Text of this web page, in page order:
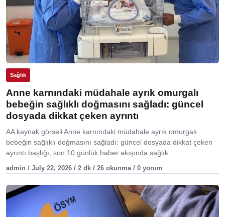
Sağlık
Anne karnındaki müdahale ayrık omurgalı
bebeğin sağlıklı doğmasını sağladı: güncel
dosyada dikkat çeken ayrıntı
AA kaynak görseli Anne karnındaki müdahale ayrık omurgalı
bebeğin sağlıklı doğmasını sağladı: güncel dosyada dikkat çeken
ayrıntı başlığı, son 10 günlük haber akışında sağlık...
admin / July 22, 2026 / 2 dk / 26 okunma / 0 yorum